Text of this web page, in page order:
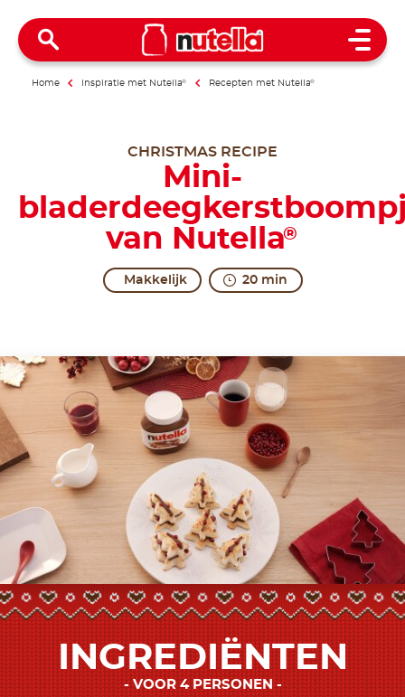
Open
Home Inspiratie met Nutella® Recepten met Nutella®
CHRISTMAS RECIPE
Mini-
van Nutella®
Makkelijk 20 min
INGREDIËNTEN
VOOR 4 PERSONEN